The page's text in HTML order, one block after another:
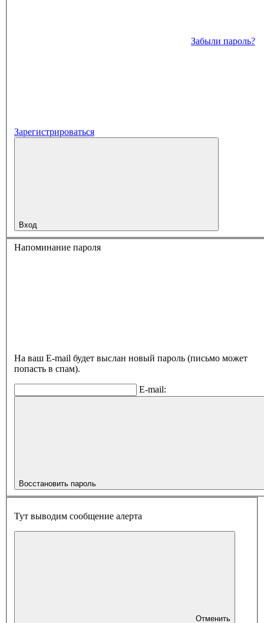
Забыли пароль?
Зарегистрироваться
Вход
Напоминание пароля
На ваш E-mail будет выслан новый пароль (письмо может
попасть в спам).
E-mail:
Восстановить пароль
Тут выводим сообщение алерта
Отменить